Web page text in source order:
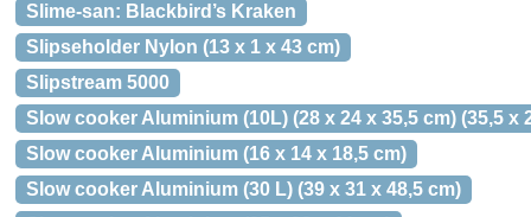
Slime-san: Blackbird’s Kraken
Slipseholder Nylon (13 x 1 x 43 cm)
Slipstream 5000
Slow cooker Aluminium (10L) (28 x 24 x 35,5 cm) (35,5 x
Slow cooker Aluminium (16 x 14 x 18,5 cm)
Slow cooker Aluminium (30 L) (39 x 31 x 48,5 cm)